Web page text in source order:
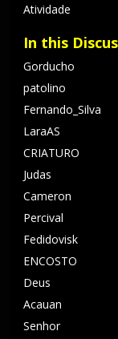
k
s
R
á
p
d
o
s
Atividade
In this
Gorducho
patolino
Fernando_Silva
LaraAS
CRIATURO
Judas
Cameron
Percival
Fedidovisk
ENCOSTO
Deus
Acauan
Senhor